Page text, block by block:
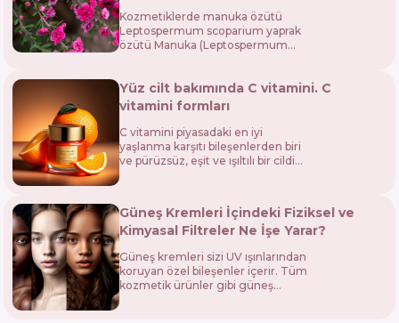
Kozmetiklerde manuka özütü
Leptospermum scoparium yaprak
özütü Manuka (Leptospermum
Avustralya'da doğal olarak yetişen
mersin ailesinden b...
Yüz cilt bakımında C vitamini. C
vitamini formları
C vitamini piyasadaki en iyi
yaşlanma karşıtı bileşenlerden biri
ve pürüzsüz, eşit ve ışıltılı bir cildi
benzer ve bir polihidroksi bi...
Güneş Kremleri İçindeki Fiziksel ve
Kimyasal Filtreler Ne İşe Yarar?
Güneş kremleri sizi UV ışınlarından
koruyan özel bileşenler içerir. Tüm
kozmetik ürünler gibi güneş